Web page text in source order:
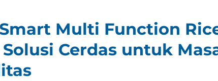
Multi Function
Cerdas untuk